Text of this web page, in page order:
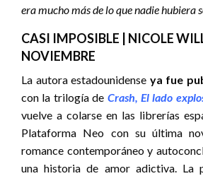
era mucho más de lo que nadie hubiera
CASI IMPOSIBLE | NICOLE
NOVIEMBRE
La autora estadounidense ya fue
con la trilogía de Crash, El lado
vuelve a colarse en las librerías
Plataforma Neo con su última
romance contemporáneo y
una historia de amor adictiva. La